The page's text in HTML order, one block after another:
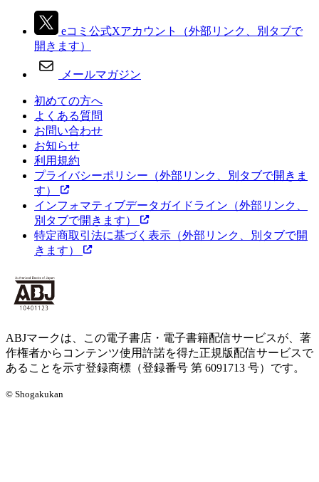
eコミ公式Xアカウント
（外部リンク、別タブで
開きます）
メールマガジン
初めての方へ
よくある質問
お問い合わせ
お知らせ
利用規約
プライバシーポリシー （外部リンク、別タブで開きま
す）
インフォマティブデータガイドライン （外部リンク、
別タブで開きます）
特定商取引法に基づく表示 （外部リンク、別タブで開
きます）
ABJマークは、この電子書店・電子書籍配信サービスが、著
作権者からコンテンツ使用許諾を得た正規版配信サービスで
あることを示す登録商標（登録番号 第 6091713 号）です。
© Shogakukan